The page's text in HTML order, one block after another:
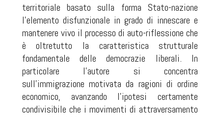
territoriale basato sulla forma Stato-nazione
l’elemento disfunzionale in grado di innescare e
mantenere vivo il processo di auto-riflessione che
è oltretutto la caratteristica strutturale
fondamentale delle democrazie liberali. In
particolare l’autore si concentra
sull’immigrazione motivata da ragioni di ordine
economico, avanzando l’ipotesi certamente
condivisibile che i movimenti di attraversamento